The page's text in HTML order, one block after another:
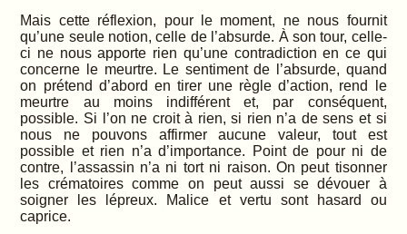
Mais cette réflexion, pour le moment, ne nous fournit
qu’une seule notion, celle de l’absurde. À son tour, celle-
ci ne nous apporte rien qu’une contradiction en ce qui
concerne le meurtre. Le sentiment de l’absurde, quand
on prétend d’abord en tirer une règle d’action, rend le
meurtre au moins indifférent et, par conséquent,
possible. Si l’on ne croit à rien, si rien n’a de sens et si
nous ne pouvons affirmer aucune valeur, tout est
possible et rien n’a d’importance. Point de pour ni de
contre, l’assassin n’a ni tort ni raison. On peut tisonner
les crématoires comme on peut aussi se dévouer à
soigner les lépreux. Malice et vertu sont hasard ou
caprice.